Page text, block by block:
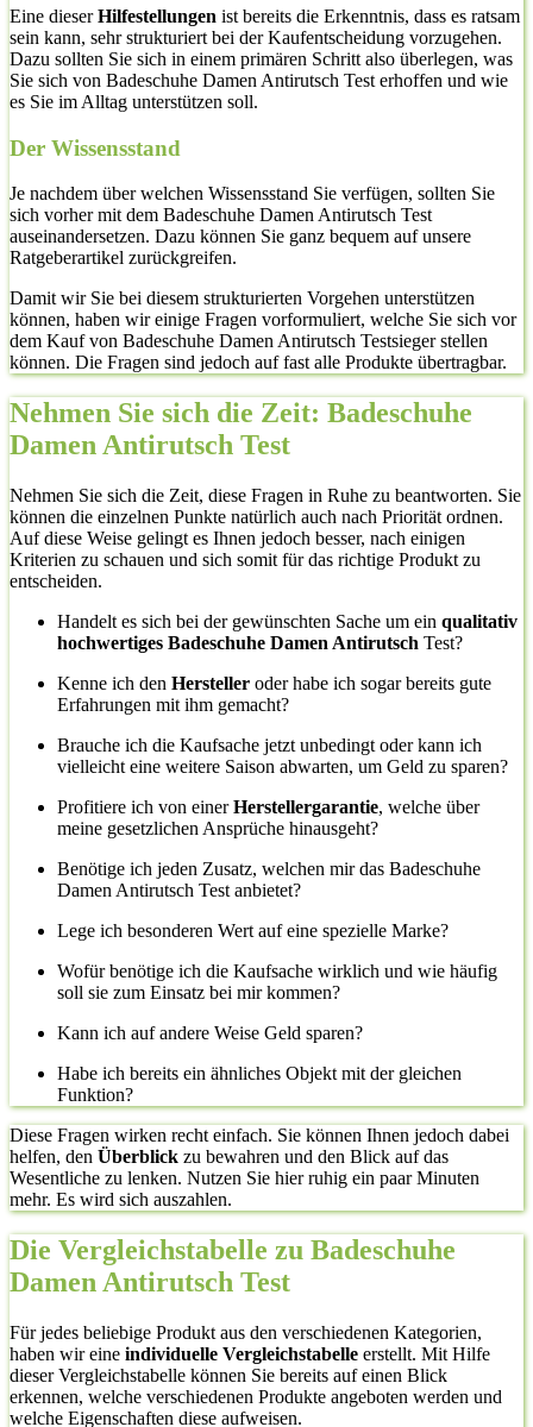
Eine dieserHilfestellungen ist bereits die Erkenntnis, dass es ratsam
sein kann, sehr strukturiert bei der Kaufentscheidung vorzugehen.
Dazu sollten Sie sich in einem primären Schritt also überlegen, was
Sie sich von Badeschuhe Damen Antirutsch Test erhoffen und wie
es Sie im Alltag unterstützen soll.
Der Wissensstand
Je nachdem über welchen Wissensstand Sie verfügen, sollten Sie
sich vorher mit dem Badeschuhe Damen Antirutsch Test
auseinandersetzen. Dazu können Sie ganz bequem auf unsere
Ratgeberartikel zurückgreifen.
Damit wir Sie bei diesem strukturierten Vorgehen unterstützen
können, haben wir einige Fragen vorformuliert, welche Sie sich vor
dem Kauf von Badeschuhe Damen Antirutsch Testsieger stellen
können. Die Fragen sind jedoch auf fast alle Produkte übertragbar.
Nehmen Sie sich die Zeit: Badeschuhe
Damen Antirutsch Test
Nehmen Sie sich die Zeit, diese Fragen in Ruhe zu beantworten. Sie
können die einzelnen Punkte natürlich auch nach Priorität ordnen.
Auf diese Weise gelingt es Ihnen jedoch besser, nach einigen
Kriterien zu schauen und sich somit für das richtige Produkt zu
entscheiden.
Handelt es sich bei der gewünschten Sache um ein qualitativ
hochwertiges Badeschuhe Damen Antirutsch Test?
Kenne ich den Hersteller oder habe ich sogar bereits gute
Erfahrungen mit ihm gemacht?
Brauche ich die Kaufsache jetzt unbedingt oder kann ich
vielleicht eine weitere Saison abwarten, um Geld zu sparen?
Profitiere ich von einerHerstellergarantie, welche über
meine gesetzlichen Ansprüche hinausgeht?
Benötige ich jeden Zusatz, welchen mir das Badeschuhe
Damen Antirutsch Test anbietet?
Lege ich besonderen Wert auf eine spezielle Marke?
Wofür benötige ich die Kaufsache wirklich und wie häufig
soll sie zum Einsatz bei mir kommen?
Kann ich auf andere Weise Geld sparen?
Habe ich bereits ein ähnliches Objekt mit der gleichen
Funktion?
Diese Fragen wirken recht einfach. Sie können Ihnen jedoch dabei
helfen, den Überblick zu bewahren und den Blick auf das
Wesentliche zu lenken. Nutzen Sie hier ruhig ein paar Minuten
mehr. Es wird sich auszahlen.
Die Vergleichstabelle zu Badeschuhe
Damen Antirutsch Test
Für jedes beliebige Produkt aus den verschiedenen Kategorien,
haben wir eine individuelle Vergleichstabelle erstellt. Mit Hilfe
dieser Vergleichstabelle können Sie bereits auf einen Blick
erkennen, welche verschiedenen Produkte angeboten werden und
welche Eigenschaften diese aufweisen.